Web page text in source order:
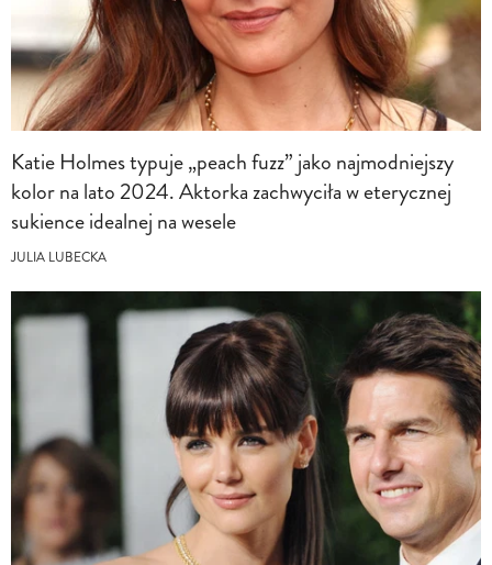
Katie Holmes typuje „peach fuzz” jako najmodniejszy
kolor na lato 2024. Aktorka zachwyciła w eterycznej
sukience idealnej na wesele
JULIA LUBECKA